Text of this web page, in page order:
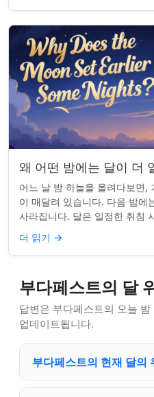
왜 어떤 밤에는 달이 더
어느 날 밤 하늘을 올려다보면,
이 매달려 있습니다. 다음 밤에
사라집니다. 달은 일정한 취침
좋은 이유가 있습니다. ...
더 읽기 →
부다페스트의 달
답변은 부다페스트의 오늘
업데이트됩니다.
부다페스트의 현재 달의